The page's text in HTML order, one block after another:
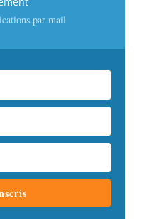
par mail